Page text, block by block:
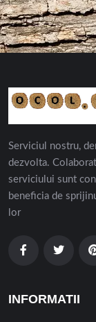
Serviciul nostru,
dezvolta.
serviciului sunt
beneficia de
lor
INFORMATII